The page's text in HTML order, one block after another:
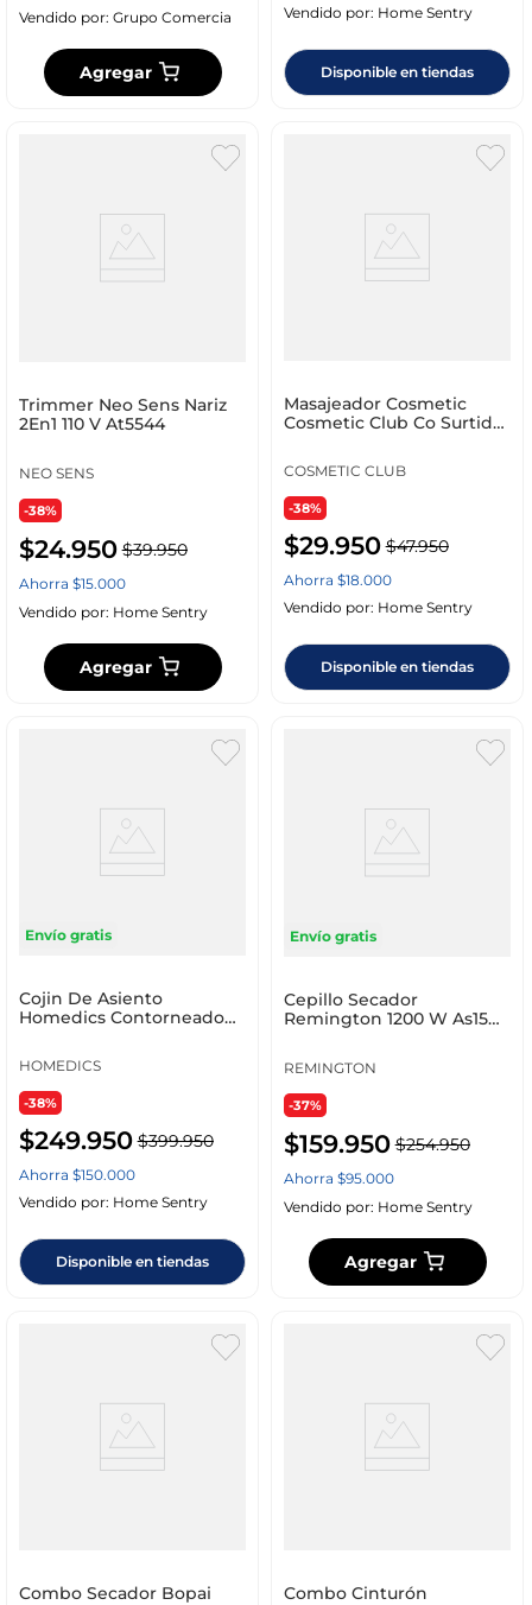
Vendido por: Grupo Comercia
Agregar
Vendido por: Home Sentry
Disponible en tiendas
Trimmer Neo Sens Nariz
2En1 110 V At5544
NEO SENS
-38%
$24.950 $39.950
Ahorra $15.000
Vendido por: Home Sentry
Agregar
Masajeador Cosmetic
Cosmetic Club Co Surtido
COSMETIC CLUB
-38%
$29.950 $47.950
Ahorra $18.000
Vendido por: Home Sentry
Disponible en tiendas
Envío gratis
Cojin De Asiento
Homedics Contorneado
HOMEDICS
-38%
$249.950 $399.950
Ahorra $150.000
Vendido por: Home Sentry
Disponible en tiendas
Envío gratis
Cepillo Secador
Remington 1200 W As15A
REMINGTON
-37%
$159.950 $254.950
Ahorra $95.000
Vendido por: Home Sentry
Agregar
Combo Secador Bopai
Combo Cinturón